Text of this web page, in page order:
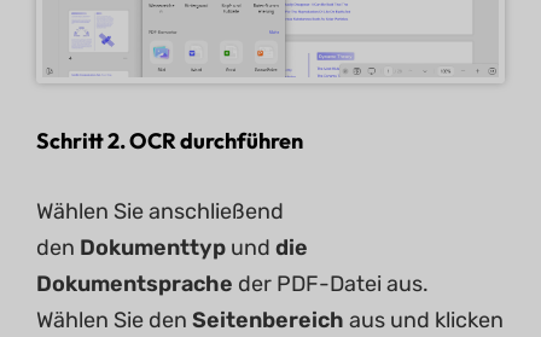
Schritt 2.OCR durchführen
Wählen Sie anschließend
den Dokumenttyp und die
Dokumentsprache der PDF-Datei aus.
Wählen Sie den Seitenbereich aus und klicken